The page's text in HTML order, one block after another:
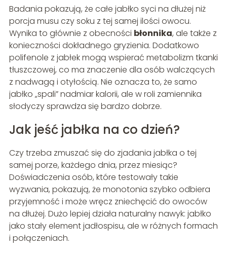
Badania pokazują, że całe jabłko syci na dłużej niż
porcja musu czy soku z tej samej ilości owocu.
Wynika to głównie z obecności błonnika, ale także z
konieczności dokładnego gryzienia. Dodatkowo
polifenole z jabłek mogą wspierać metabolizm tkanki
tłuszczowej, co ma znaczenie dla osób walczących
z nadwagą i otyłością. Nie oznacza to, że samo
jabłko „spali” nadmiar kalorii, ale w roli zamiennika
słodyczy sprawdza się bardzo dobrze.
Jak jeść jabłka na co dzień?
Czy trzeba zmuszać się do zjadania jabłka o tej
samej porze, każdego dnia, przez miesiąc?
Doświadczenia osób, które testowały takie
wyzwania, pokazują, że monotonia szybko odbiera
przyjemność i może wręcz zniechęcić do owoców
na dłużej. Dużo lepiej działa naturalny nawyk: jabłko
jako stały element jadłospisu, ale w różnych formach
i połączeniach.